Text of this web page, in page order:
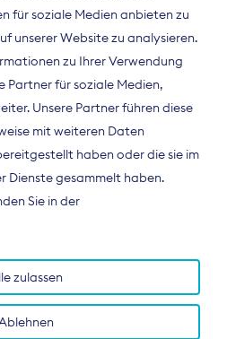
und
vertritt als
der
Ebene.
für soziale Medien anbieten zu
unserer Website zu analysieren.
zu Ihrer Verwendung
Partner für soziale Medien,
Unsere Partner führen diese
mit weiteren Daten
haben oder die sie im
Dienste gesammelt haben.
Sie in der
zulassen